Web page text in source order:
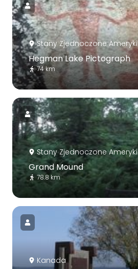
Stany Zjednoczone Ameryki
Hegman Lake Pictograph
74 km
Stany Zjednoczone Ameryki
Grand Mound
78.8 km
Kanada